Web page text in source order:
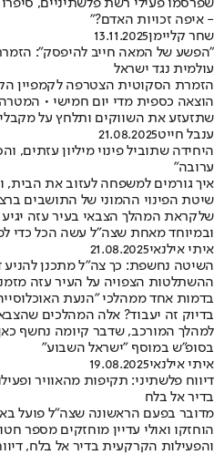
שפרסמו פעילי רשת פלשתיניים,
- איפה זכויות האדם?"
שחר קליימן13.11.2025
"הפשע של המאה חייב להיפסק":
עולמית נגד ישראל
הזמרת הסקוטית הצטרפה לקמפיין
הוצאה כספית מדי יום חמישי •
שתזעזע את השווקים ותלחץ על
ענבל חייט21.08.2025
היחידה שתוביל פינוי מיליון
ערובה"
איך גורמים למשפחה לעזוב את הבית,
שיטת הפינוי ההמוני של התושבים
שלקראת המהלך הצבאי בעיר עזה
ובמיוחד מאחת שצה"ל עשה הכל כדי
איתי אילנאי21.08.2025
השיטה נחשפת: כך צה"ל מתכנן להניע
ההשתלטות הצפויה על העיר עזה
בדמות אחד ממהלכי "הנעת
בדיוק זה יעבוד? אלה המהלכים
למהלך המורכב, שדבר קיומה נחשף
בסופ"ש במוסף "ישראל השבוע"
איתי אילנאי19.08.2025
דיווח פלשתיני: תקיפות מהאוויר
בדיר אל בלח
מדובר בפעם הראשונה שצה"ל פועל
הוחזקו ואולי עדיין מוחזקים מספר
והפעילות הקרקעית בדיר אל בלח,